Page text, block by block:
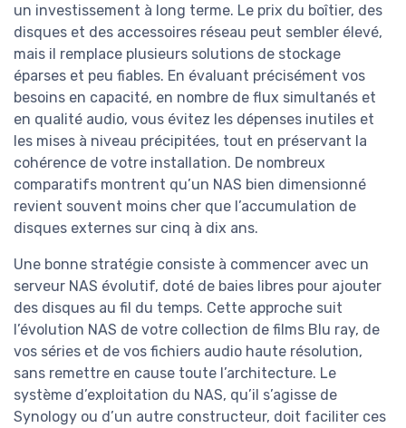
un investissement à long terme. Le prix du boîtier, des
disques et des accessoires réseau peut sembler élevé,
mais il remplace plusieurs solutions de stockage
éparses et peu fiables. En évaluant précisément vos
besoins en capacité, en nombre de flux simultanés et
en qualité audio, vous évitez les dépenses inutiles et
les mises à niveau précipitées, tout en préservant la
cohérence de votre installation. De nombreux
comparatifs montrent qu’un NAS bien dimensionné
revient souvent moins cher que l’accumulation de
disques externes sur cinq à dix ans.
Une bonne stratégie consiste à commencer avec un
serveur NAS évolutif, doté de baies libres pour ajouter
des disques au fil du temps. Cette approche suit
l’évolution NAS de votre collection de films Blu ray, de
vos séries et de vos fichiers audio haute résolution,
sans remettre en cause toute l’architecture. Le
système d’exploitation du NAS, qu’il s’agisse de
Synology ou d’un autre constructeur, doit faciliter ces